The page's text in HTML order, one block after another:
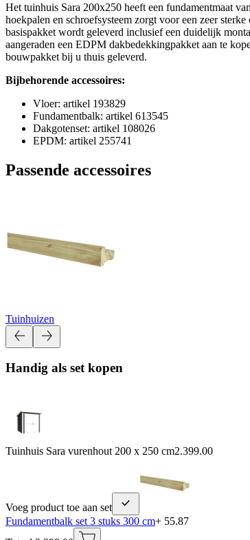
Het tuinhuis Sara 200x250 heeft een fundamentmaat
hoekpalen en schroefsysteem zorgt voor een zeer
basispakket wordt geleverd inclusief een duidelijk
aangeraden een EDPM dakbedekkingpakket aan te
bouwpakket bij u thuis geleverd.
Bijbehorende accessoires:
Vloer: artikel 193829
Fundamentbalk: artikel 613545
Dakgotenset: artikel 108026
EPDM: artikel 255741
Passende accessoires
Tuinhuizen
Handig als set kopen
Tuinhuis Sara vurenhout 200 x 250 cm2.399.00
Voeg product toe aan set
Fundamentbalk set 3 stuks 300 cm+ 55.87